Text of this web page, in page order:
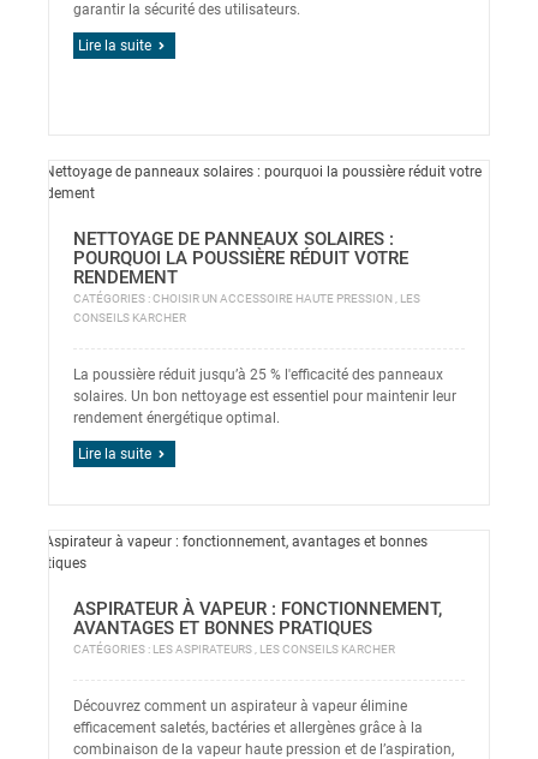
garantir la sécurité des utilisateurs.
Lire la suite
NETTOYAGE DE PANNEAUX SOLAIRES :
POURQUOI LA POUSSIÈRE RÉDUIT VOTRE
RENDEMENT
CATÉGORIES :CHOISIR UN ACCESSOIRE HAUTE PRESSION , LES
CONSEILS KARCHER
La poussière réduit jusqu’à 25 % l'efficacité des panneaux
solaires. Un bon nettoyage est essentiel pour maintenir leur
rendement énergétique optimal.
Lire la suite
ASPIRATEUR À VAPEUR : FONCTIONNEMENT,
AVANTAGES ET BONNES PRATIQUES
CATÉGORIES : LES ASPIRATEURS, LES CONSEILS KARCHER
Découvrez comment un aspirateur à vapeur élimine
efficacement saletés, bactéries et allergènes grâce à la
combinaison de la vapeur haute pression et de l’aspiration,